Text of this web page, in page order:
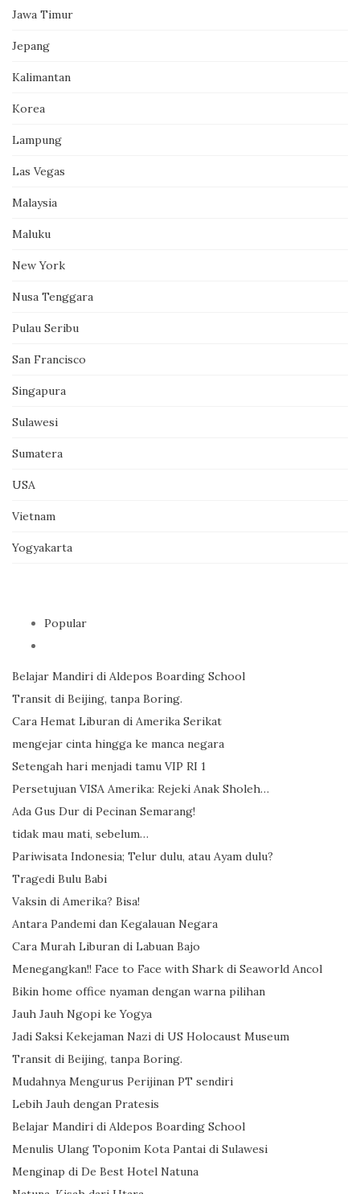
Jawa Timur
Jepang
Kalimantan
Korea
Lampung
Las Vegas
Malaysia
Maluku
New York
Nusa Tenggara
Pulau Seribu
San Francisco
Singapura
Sulawesi
Sumatera
USA
Vietnam
Yogyakarta
Popular
Belajar Mandiri di Aldepos Boarding School
Transit di Beijing, tanpa Boring.
Cara Hemat Liburan di Amerika Serikat
mengejar cinta hingga ke manca negara
Setengah hari menjadi tamu VIP RI 1
Persetujuan VISA Amerika: Rejeki Anak Sholeh…
Ada Gus Dur di Pecinan Semarang!
tidak mau mati, sebelum…
Pariwisata Indonesia; Telur dulu, atau Ayam dulu?
Tragedi Bulu Babi
Vaksin di Amerika? Bisa!
Antara Pandemi dan Kegalauan Negara
Cara Murah Liburan di Labuan Bajo
Menegangkan!! Face to Face with Shark di Seaworld Ancol
Bikin home office nyaman dengan warna pilihan
Jauh Jauh Ngopi ke Yogya
Jadi Saksi Kekejaman Nazi di US Holocaust Museum
Transit di Beijing, tanpa Boring.
Mudahnya Mengurus Perijinan PT sendiri
Lebih Jauh dengan Pratesis
Belajar Mandiri di Aldepos Boarding School
Menulis Ulang Toponim Kota Pantai di Sulawesi
Menginap di De Best Hotel Natuna